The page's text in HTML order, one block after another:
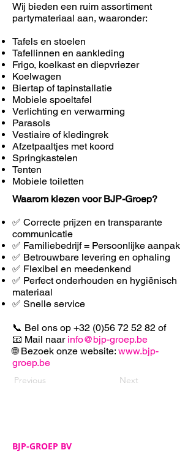
Wij bieden een ruim assortiment
partymateriaal aan, waaronder:
Tafels en stoelen
Tafellinnen en aankleding
Frigo, koelkast en diepvriezer
Koelwagen
Biertap of tapinstallatie
Mobiele spoeltafel
Verlichting en verwarming
Parasols
Vestiaire of kledingrek
Afzetpaaltjes met koord
Springkastelen
Tenten
Mobiele toiletten
Waarom kiezen voor BJP-Groep?
✅ Correcte prijzen en transparante
communicatie
✅ Familiebedrijf = Persoonlijke aanpak
✅ Betrouwbare levering en ophaling
✅ Flexibel en meedenkend
✅ Perfect onderhouden en hygiënisch
materiaal
✅ Snelle service
📞 Bel ons op +32 (0)56 72 52 82 of
📧 Mail naar info@bjp-groep.be
🌐 Bezoek onze website: www.bjp-
groep.be
Previous Next
BJP-GROEP BV